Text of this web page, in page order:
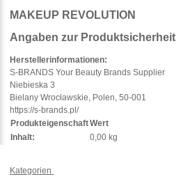
MAKEUP REVOLUTION
Angaben zur Produktsicherheit
Herstellerinformationen:
S-BRANDS Your Beauty Brands Supplier
Niebieska 3
Bielany Wrocławskie, Polen, 50-001
https://s-brands.pl/
ProdukteigenschaftWert
Inhalt:
0,00 kg
Kategorien